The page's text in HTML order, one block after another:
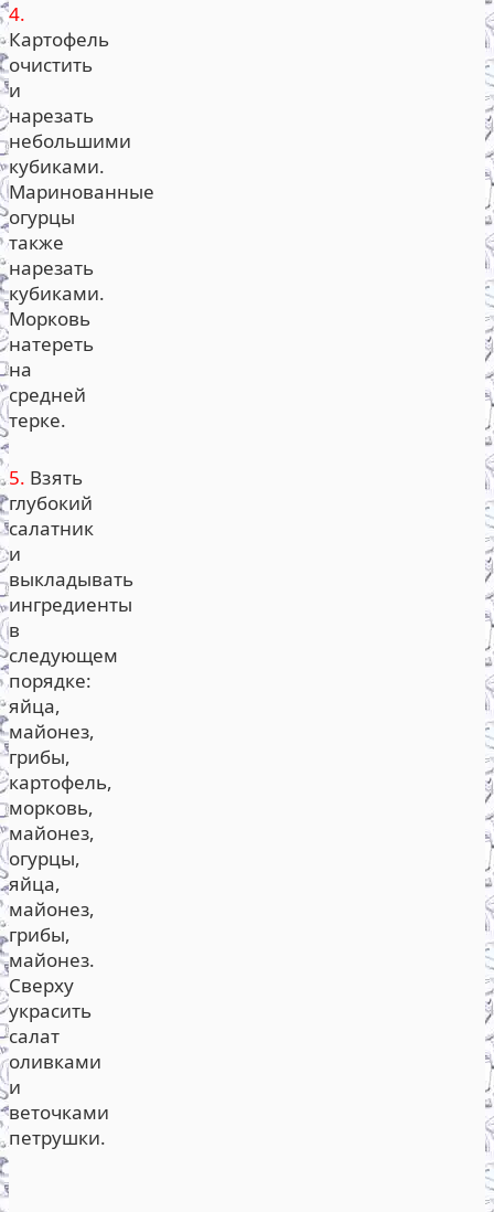
4.
Картофель
очистить
и
нарезать
небольшими
кубиками.
Маринованные
огурцы
также
нарезать
кубиками.
Морковь
натереть
на
средней
терке.
5. Взять
глубокий
салатник
и
выкладывать
ингредиенты
в
следующем
порядке:
яйца,
майонез,
грибы,
картофель,
морковь,
майонез,
огурцы,
яйца,
майонез,
грибы,
майонез.
Сверху
украсить
салат
оливками
и
веточками
петрушки.